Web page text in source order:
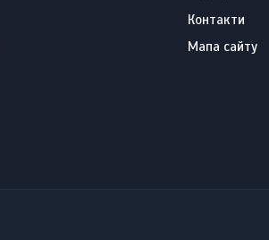
Контакти
Мапа сайту